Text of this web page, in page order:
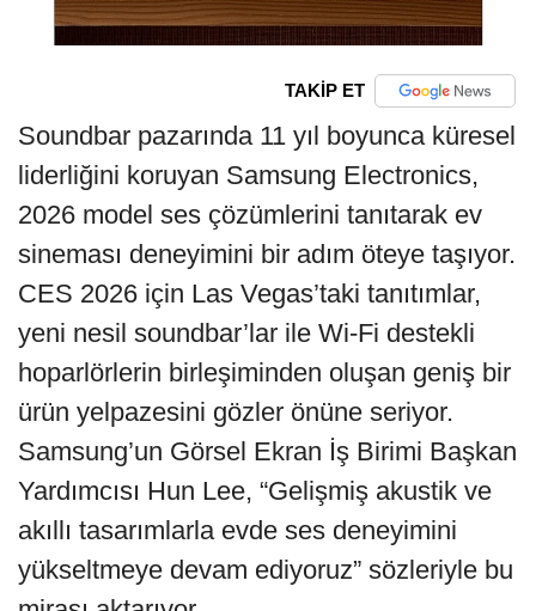
TAKİP ET
Soundbar pazarında 11 yıl boyunca küresel
liderliğini koruyan Samsung Electronics,
2026 model ses çözümlerini tanıtarak ev
sineması deneyimini bir adım öteye taşıyor.
CES 2026 için Las Vegas’taki tanıtımlar,
yeni nesil soundbar’lar ile Wi‑Fi destekli
hoparlörlerin birleşiminden oluşan geniş bir
ürün yelpazesini gözler önüne seriyor.
Samsung’un Görsel Ekran İş Birimi Başkan
Yardımcısı Hun Lee, “Gelişmiş akustik ve
akıllı tasarımlarla evde ses deneyimini
yükseltmeye devam ediyoruz” sözleriyle bu